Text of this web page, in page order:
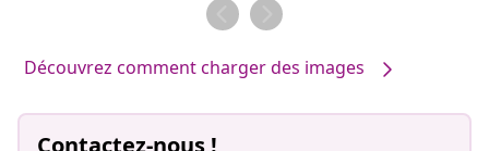
Découvrez comment charger des images
Contactez-nous !